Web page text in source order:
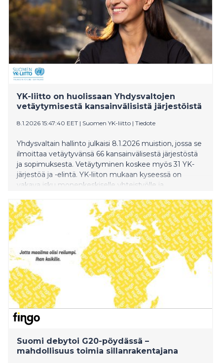
YK-liitto on huolissaan Yhdysvaltojen
vetäytymisestä kansainvälisistä järjestöistä
8.1.2026 15:47:40 EET | Suomen YK-liitto | Tiedote
Yhdysvaltain hallinto julkaisi 8.1.2026 muistion, jossa se
ilmoittaa vetäytyvänsä 66 kansainvälisestä järjestöstä
ja sopimuksesta. Vetäytyminen koskee myös 31 YK-
järjestöä ja -elintä. YK-liiton mukaan kyseessä on
vakava isku monenkeskiselle yhteistyölle ja
Yhdistyneille kansakunnille.
Suomi debytoi G20-pöydässä –
mahdollisuus toimia sillanrakentajana